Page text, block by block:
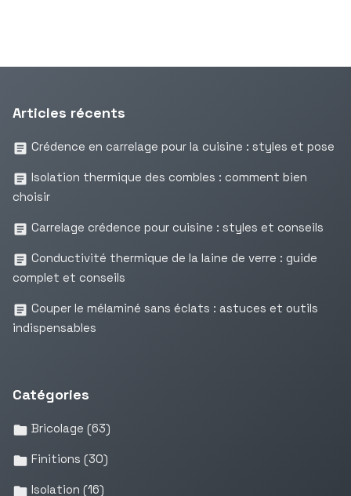
Articles récents
Crédence en carrelage pour la cuisine : styles et pose
Isolation thermique des combles : comment bien
choisir
Carrelage crédence pour cuisine : styles et conseils
Conductivité thermique de la laine de verre : guide
complet et conseils
Couper le mélaminé sans éclats : astuces et outils
indispensables
Catégories
Bricolage (63)
Finitions (30)
Isolation (16)